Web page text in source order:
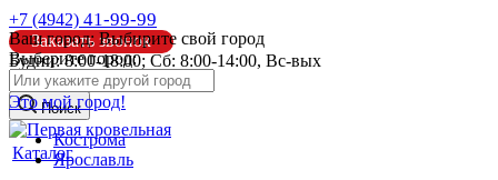
Ваш город: Выбирите свой город
Выберите город:
Это мой город!
Кострома
Ярославль
+7 (4942) 41-99-99
Заказать звонок
Будни: 8:00-18:00; Сб: 8:00-14:00, Вс-вых
info@pk44.ru
Поиск
Каталог